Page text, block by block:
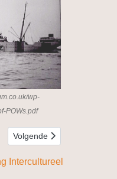
wp-
POWs.pdf
Volgende artikel: Turkse
Volgende
Intercultureel